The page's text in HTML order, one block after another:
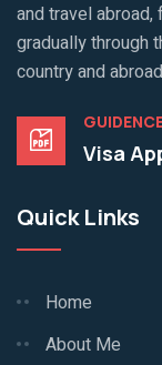
and travel
gradually through
country and
Visa
Quick Links
Home
About Me